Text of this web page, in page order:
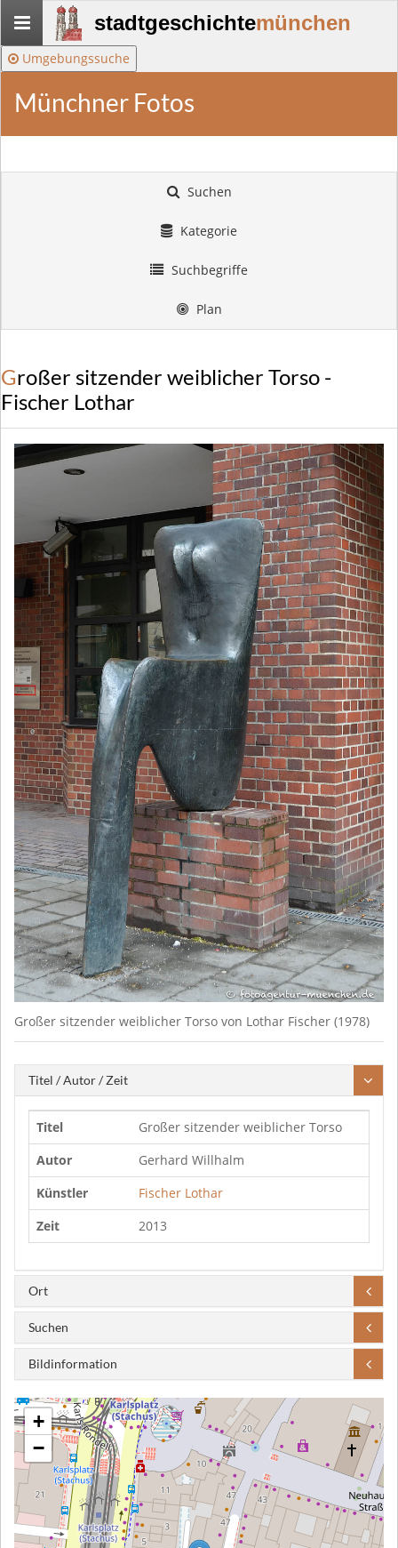
Stadtgeschichte-
München
stadtgeschichtemünchen
Umgebungssuche
Münchner Fotos
Suchen
Kategorie
Suchbegriffe
Plan
Großer sitzender weiblicher Torso -
Fischer Lothar
Großer sitzender weiblicher Torso von Lothar Fischer (1978)
Titel / Autor / Zeit
Titel
Großer sitzender weiblicher Torso
Autor
Gerhard Willhalm
Künstler
Fischer Lothar
Zeit
2013
Ort
Suchen
Bildinformation
+
−